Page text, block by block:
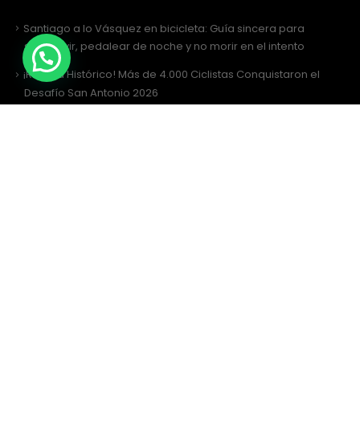
Santiago a lo Vásquez en bicicleta: Guía sincera para
sobrevivir, pedalear de noche y no morir en el intento
¡Récord Histórico! Más de 4.000 Ciclistas Conquistaron el
Desafío San Antonio 2026